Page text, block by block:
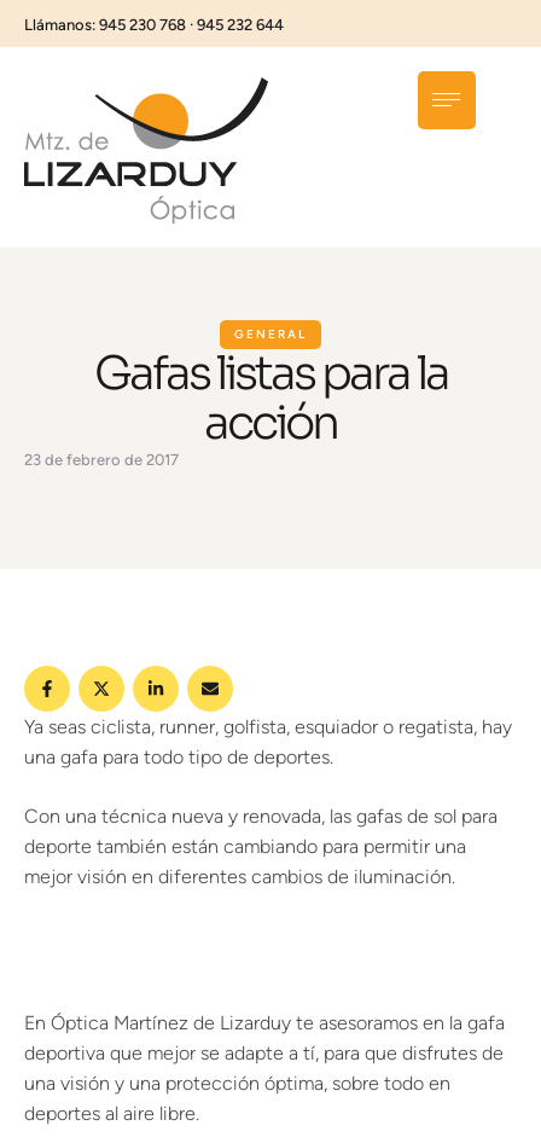
Llámanos: 945 230 768 · 945 232 644
GENERAL
Gafas listas para la
acción
23 de febrero de 2017
Ya seas ciclista, runner, golfista, esquiador o regatista, hay
una gafa para todo tipo de deportes.
Con una técnica nueva y renovada, las gafas de sol para
deporte también están cambiando para permitir una
mejor visión en diferentes cambios de iluminación.
En Óptica Martínez de Lizarduy te asesoramos en la gafa
deportiva que mejor se adapte a tí, para que disfrutes de
una visión y una protección óptima, sobre todo en
deportes al aire libre.